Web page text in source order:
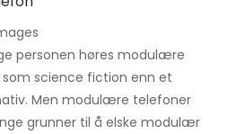
personen høres modulære
science fiction enn et
Men modulære telefoner
grunner til å elske modulær